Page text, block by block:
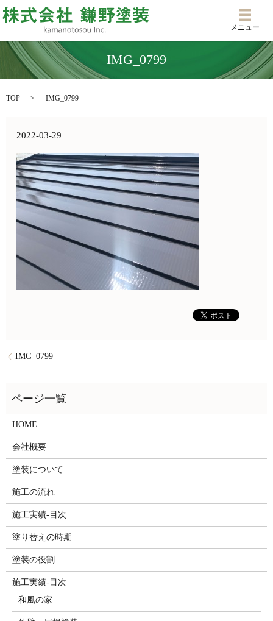
メニ
メニュー
IMG_0799
TOP IMG_0799
2022-03-29
IMG_0799
HOME
会社概要
塗装について
施工の流れ
施工実績-目次
塗り替えの時期
塗装の役割
施工実績-目次
和風の家